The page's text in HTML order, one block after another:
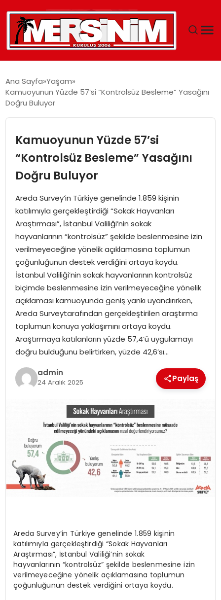
YAŞAM
EĞITIM
SPOR
EKONOMI
MAGAZIN
DÜNYA
OTOMOBIL
Ana Sayfa Yaşam
Kamuoyunun Yüzde 57’si “Kontrolsüz Besleme” Yasağını
Doğru Buluyor
Kamuoyunun Yüzde 57’si
“Kontrolsüz Besleme” Yasağını
Doğru Buluyor
Areda Survey’in Türkiye genelinde 1.859 kişinin
katılımıyla gerçekleştirdiği “Sokak Hayvanları
Araştırması”, İstanbul Valiliği’nin sokak
hayvanlarının “kontrolsüz” şekilde beslenmesine izin
verilmeyeceğine yönelik açıklamasına toplumun
çoğunluğunun destek verdiğini ortaya koydu.
İstanbul Valiliği’nin sokak hayvanlarının kontrolsüz
biçimde beslenmesine izin verilmeyeceğine yönelik
açıklaması kamuoyunda geniş yankı uyandırırken,
Areda Surveytarafından gerçekleştirilen araştırma
toplumun konuya yaklaşımını ortaya koydu.
Araştırmaya katılanların yüzde 57,4’ü uygulamayı
doğru bulduğunu belirtirken, yüzde 42,6’sı…
admin
24 Aralık 2025 Paylaş
Areda Survey’in Türkiye genelinde 1.859 kişinin
katılımıyla gerçekleştirdiği “Sokak Hayvanları
Araştırması”, İstanbul Valiliği’nin sokak
hayvanlarının “kontrolsüz” şekilde beslenmesine izin
verilmeyeceğine yönelik açıklamasına toplumun
çoğunluğunun destek verdiğini ortaya koydu.